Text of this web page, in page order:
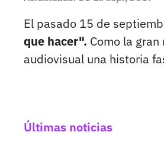
El pasado 15 de
que hacer". Como la
audiovisual una historia
Últimas noticias